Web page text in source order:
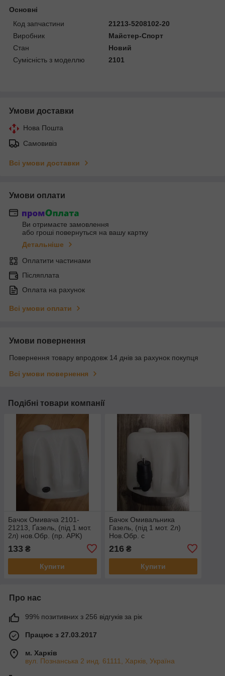
Основні
Код запчастини
21213-5208102-20
Виробник
Майстер-Спорт
Стан
Новий
Сумісність з моделлю
2101
Умови доставки
Нова Пошта
Самовивіз
Всі умови доставки
Умови оплати
Ви отримаєте замовлення
або гроші повернуться на вашу картку
Детальніше
Оплатити частинами
Післяплата
Оплата на рахунок
Всі умови оплати
Умови повернення
Повернення товару впродовж 14 днів за рахунок покупця
Всі умови повернення
Подібні товари компанії
Бачок Омивача 2101-
21213, Ґазель, (під 1 мот.
2л) нов.Обр. (пр. APK)
133 ₴
Купити
Бачок Омивальника
Газель, (під 1 мот. 2л)
Нов.Обр. с
електронасосом 12В (пр-
во ЕЛКАР Європа)
216 ₴
Купити
Про нас
99% позитивних з 256 відгуків за рік
Працює з 27.03.2017
м. Харків
вул. Познанська 2 инд. 61111, Харків, Україна